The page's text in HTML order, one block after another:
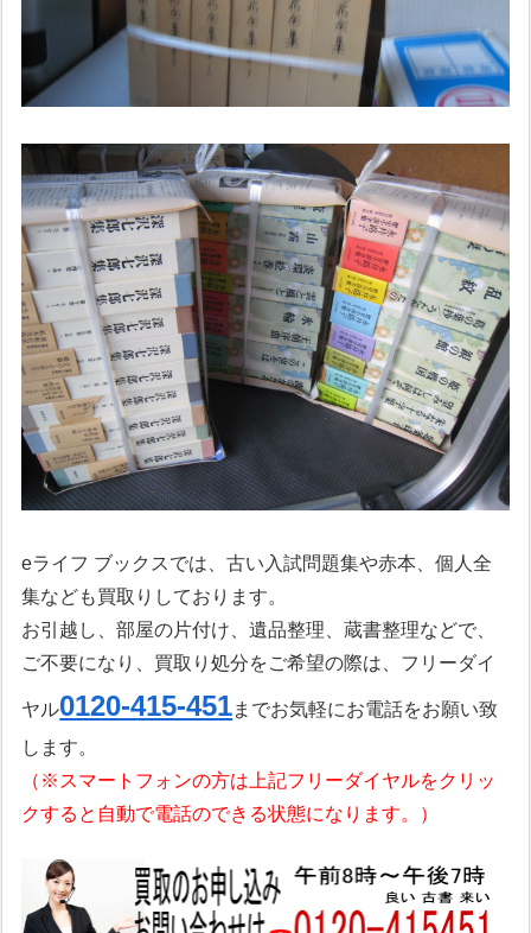
eライフ ブックスでは、古い入試問題集や赤本、個人全
集なども買取りしております。
お引越し、部屋の片付け、遺品整理、蔵書整理などで、
ご不要になり、買取り処分をご希望の際は、フリーダイ
ヤル0120-415-451までお気軽にお電話をお願い致
します。
（※スマートフォンの方は上記フリーダイヤルをクリッ
クすると自動で電話のできる状態になります。）